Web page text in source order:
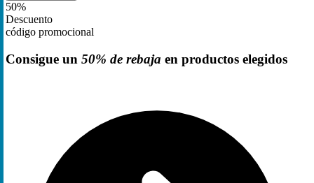
50%
Descuento
código promocional
Consigue un 50% de rebaja en productos elegidos